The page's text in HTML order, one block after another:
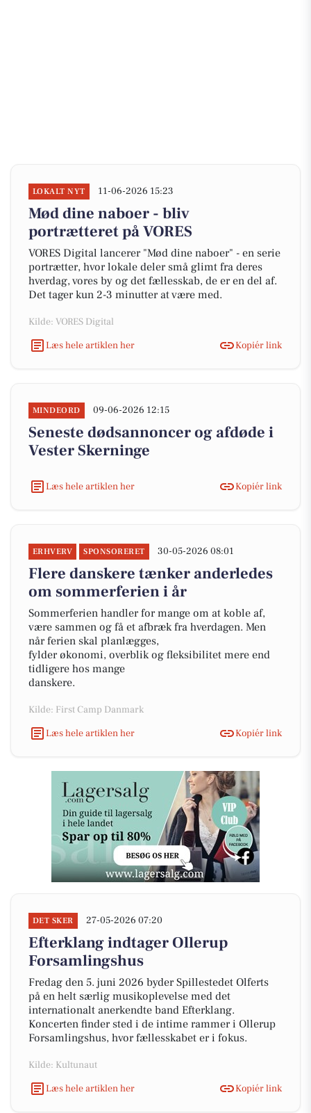
LOKALT NYT 11-06-2026 15:23
Mød dine naboer - bliv
portrætteret på VORES
VORES Digital lancerer "Mød dine naboer" - en serie
portrætter, hvor lokale deler små glimt fra deres
hverdag, vores by og det fællesskab, de er en del af.
Det tager kun 2-3 minutter at være med.
Kilde: VORES Digital
Læs hele artiklen her
Kopiér link
MINDEORD 09-06-2026 12:15
Seneste dødsannoncer og afdøde i
Vester Skerninge
Læs hele artiklen her Kopiér link
ERHVERV SPONSORERET 30-05-2026 08:01
Flere danskere tænker anderledes
om sommerferien i år
Sommerferien handler for mange om at koble af,
være sammen og få et afbræk fra hverdagen. Men
når ferien skal planlægges,
fylder økonomi, overblik og fleksibilitet mere end
tidligere hos mange
danskere.
Kilde: First Camp Danmark
Læs hele artiklen her
Kopiér link
DET SKER 27-05-2026 07:20
Efterklang indtager Ollerup
Forsamlingshus
Fredag den 5. juni 2026 byder Spillestedet Olferts
på en helt særlig musikoplevelse med det
internationalt anerkendte band Efterklang.
Koncerten finder sted i de intime rammer i Ollerup
Forsamlingshus, hvor fællesskabet er i fokus.
Kilde: Kultunaut
Læs hele artiklen her
Kopiér link